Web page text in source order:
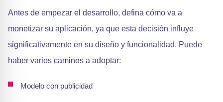
Antes de empezar el desarrollo, defina cómo va a
monetizar su aplicación, ya que esta decisión influye
significativamente en su diseño y funcionalidad. Puede
haber varios caminos a adoptar:
Modelo con publicidad